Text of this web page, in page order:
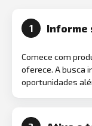
1 Informe
Comece com
oferece. A busca
oportunidades